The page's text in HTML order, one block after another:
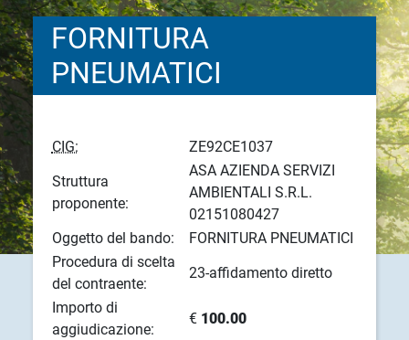
FORNITURA
PNEUMATICI
CIG:
ZE92CE1037
Struttura
proponente:
ASA AZIENDA SERVIZI
AMBIENTALI S.R.L.
02151080427
Oggetto del bando:
FORNITURA PNEUMATICI
Procedura di scelta
del contraente:
23-affidamento diretto
Importo di
aggiudicazione:
€ 100.00